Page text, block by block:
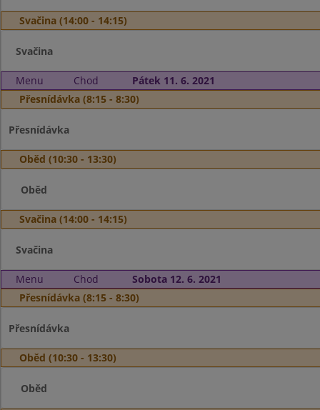
Svačina (14:00 - 14:15)
Svačina
Menu Chod
Pátek 11. 6. 2021
Přesnídávka (8:15 - 8:30)
Přesnídávka
Oběd (10:30 - 13:30)
Oběd
Svačina (14:00 - 14:15)
Svačina
Menu Chod
Sobota 12. 6. 2021
Přesnídávka (8:15 - 8:30)
Přesnídávka
Oběd (10:30 - 13:30)
Oběd